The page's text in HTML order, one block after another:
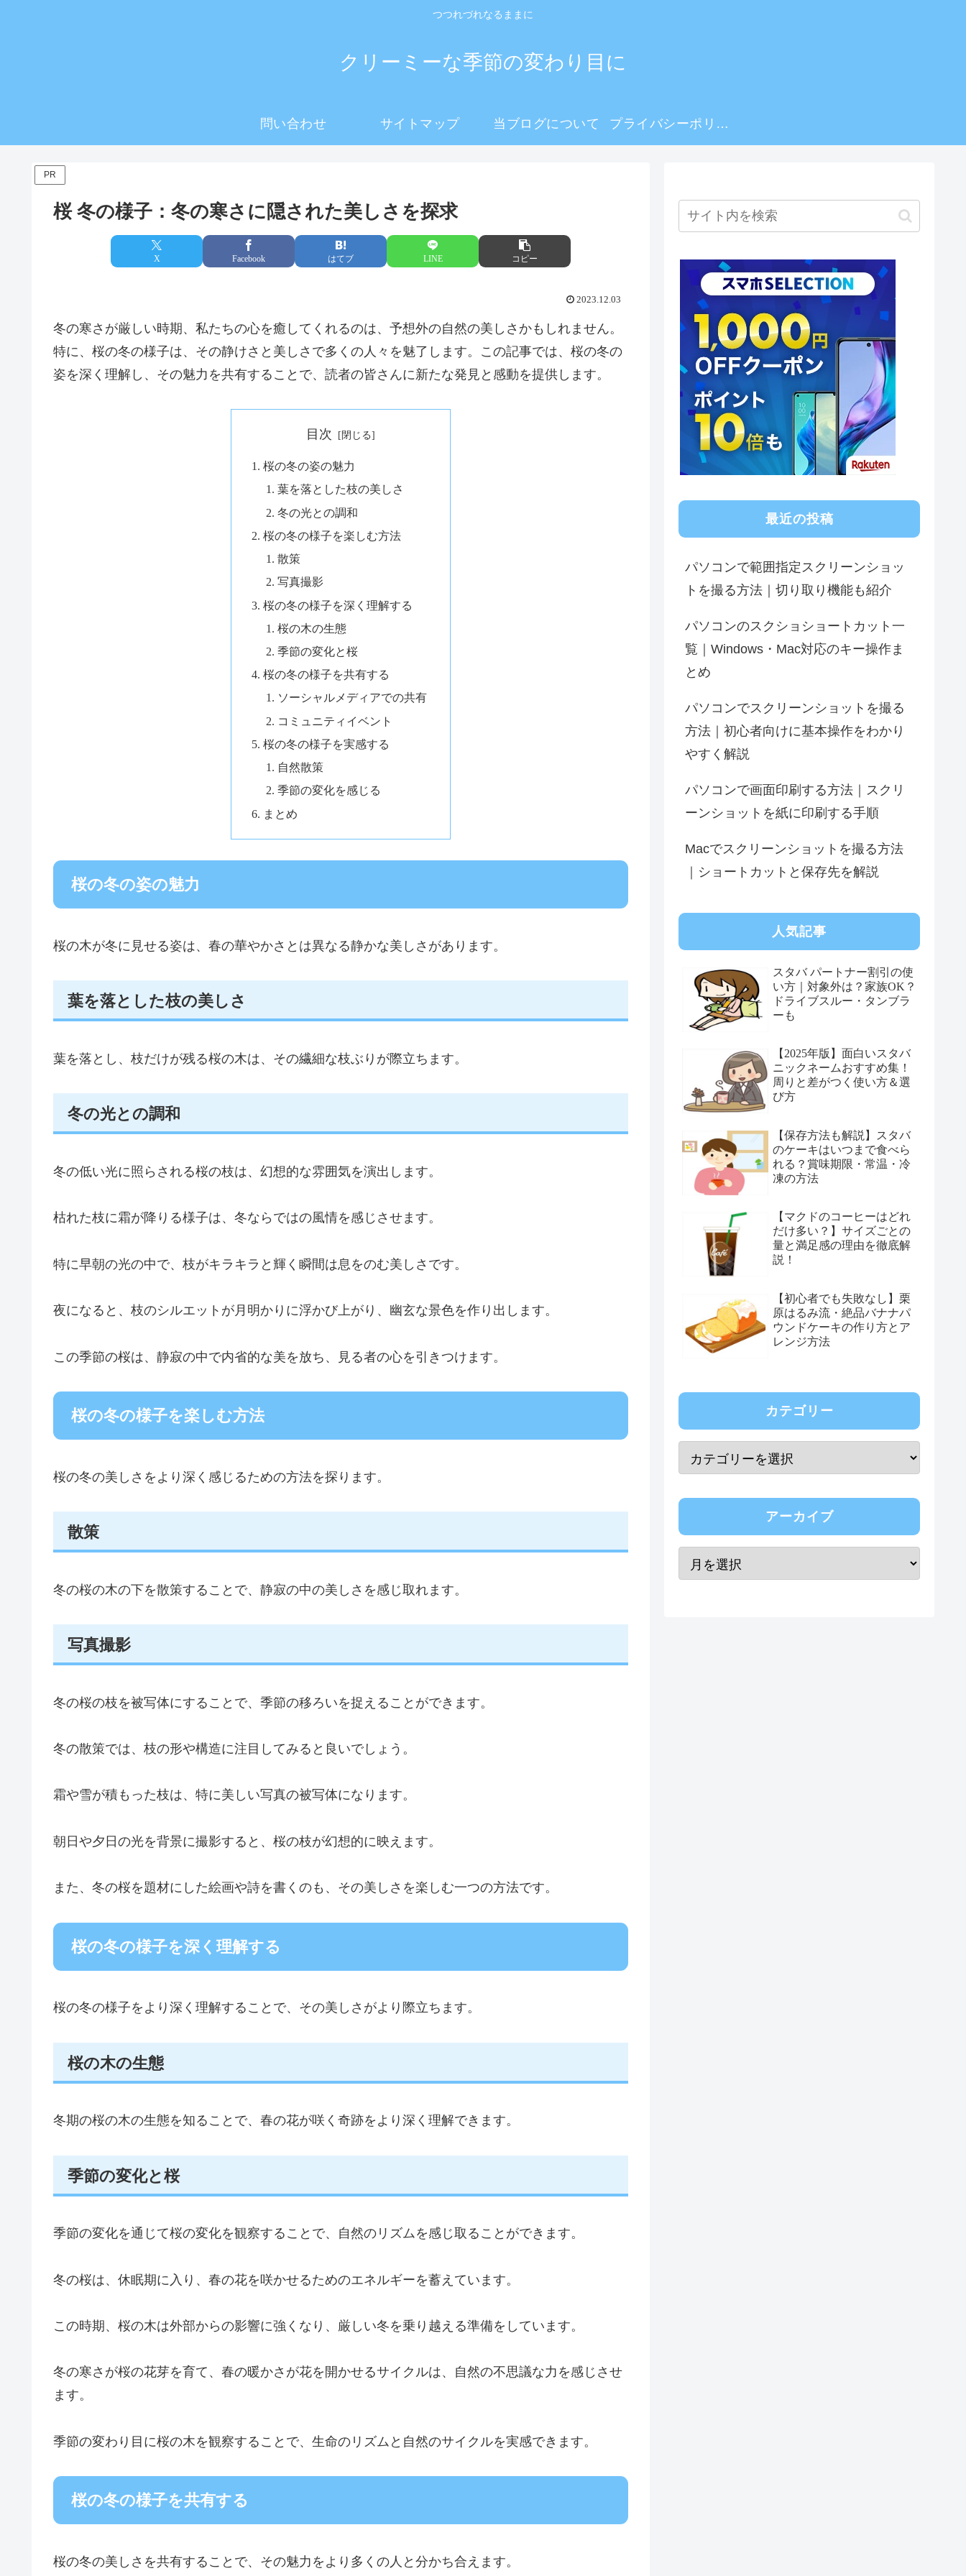
つつれづれなるままに
クリーミーな季節の変わり目に
問い合わせ サイトマップ 当ブログについて プライバシーポリシー
PR
桜 冬の様子：冬の寒さに隠された美しさを探求
X Facebook はてブ LINE コピー
2023.12.03
冬の寒さが厳しい時期、私たちの心を癒してくれるのは、予想外の自然の美しさかもしれません。
特に、桜の冬の様子は、その静けさと美しさで多くの人々を魅了します。この記事では、桜の冬の
姿を深く理解し、その魅力を共有することで、読者の皆さんに新たな発見と感動を提供します。
目次
桜の冬の姿の魅力
葉を落とした枝の美しさ
冬の光との調和
桜の冬の様子を楽しむ方法
散策
写真撮影
桜の冬の様子を深く理解する
桜の木の生態
季節の変化と桜
桜の冬の様子を共有する
ソーシャルメディアでの共有
コミュニティイベント
桜の冬の様子を実感する
自然散策
季節の変化を感じる
まとめ
桜の冬の姿の魅力
桜の木が冬に見せる姿は、春の華やかさとは異なる静かな美しさがあります。
葉を落とした枝の美しさ
葉を落とし、枝だけが残る桜の木は、その繊細な枝ぶりが際立ちます。
冬の光との調和
冬の低い光に照らされる桜の枝は、幻想的な雰囲気を演出します。
枯れた枝に霜が降りる様子は、冬ならではの風情を感じさせます。
特に早朝の光の中で、枝がキラキラと輝く瞬間は息をのむ美しさです。
夜になると、枝のシルエットが月明かりに浮かび上がり、幽玄な景色を作り出します。
この季節の桜は、静寂の中で内省的な美を放ち、見る者の心を引きつけます。
桜の冬の様子を楽しむ方法
桜の冬の美しさをより深く感じるための方法を探ります。
散策
冬の桜の木の下を散策することで、静寂の中の美しさを感じ取れます。
写真撮影
冬の桜の枝を被写体にすることで、季節の移ろいを捉えることができます。
冬の散策では、枝の形や構造に注目してみると良いでしょう。
霜や雪が積もった枝は、特に美しい写真の被写体になります。
朝日や夕日の光を背景に撮影すると、桜の枝が幻想的に映えます。
また、冬の桜を題材にした絵画や詩を書くのも、その美しさを楽しむ一つの方法です。
桜の冬の様子を深く理解する
桜の冬の様子をより深く理解することで、その美しさがより際立ちます。
桜の木の生態
冬期の桜の木の生態を知ることで、春の花が咲く奇跡をより深く理解できます。
季節の変化と桜
季節の変化を通じて桜の変化を観察することで、自然のリズムを感じ取ることができます。
冬の桜は、休眠期に入り、春の花を咲かせるためのエネルギーを蓄えています。
この時期、桜の木は外部からの影響に強くなり、厳しい冬を乗り越える準備をしています。
冬の寒さが桜の花芽を育て、春の暖かさが花を開かせるサイクルは、自然の不思議な力を感じさせ
ます。
季節の変わり目に桜の木を観察することで、生命のリズムと自然のサイクルを実感できます。
桜の冬の様子を共有する
桜の冬の美しさを共有することで、その魅力をより多くの人と分かち合えます。
最近の投稿
パソコンで範囲指定スクリーンショッ
トを撮る方法｜切り取り機能も紹介
パソコンのスクショショートカット一
覧｜Windows・Mac対応のキー操作ま
とめ
パソコンでスクリーンショットを撮る
方法｜初心者向けに基本操作をわかり
やすく解説
パソコンで画面印刷する方法｜スクリ
ーンショットを紙に印刷する手順
Macでスクリーンショットを撮る方法
｜ショートカットと保存先を解説
人気記事
スタバ パートナー割引の使
い方｜対象外は？家族OK？
ドライブスルー・タンブラ
ーも
【2025年版】面白いスタバ
ニックネームおすすめ集！
周りと差がつく使い方＆選
び方
【保存方法も解説】スタバ
のケーキはいつまで食べら
れる？賞味期限・常温・冷
凍の方法
【マクドのコーヒーはどれ
だけ多い？】サイズごとの
量と満足感の理由を徹底解
説！
【初心者でも失敗なし】栗
原はるみ流・絶品バナナパ
ウンドケーキの作り方とア
レンジ方法
カテゴリー
アーカイブ